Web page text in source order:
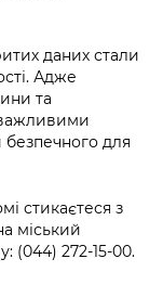
даних стали
Адже
та
безпечного для
стикаєтеся з
міський
(044) 272-15-00.